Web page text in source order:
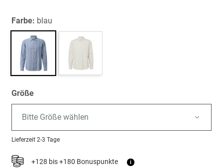
Farbe: blau
Größe
Bitte Größe wählen
Lieferzeit 2-3 Tage
+128 bis +180 Bonuspunkte i